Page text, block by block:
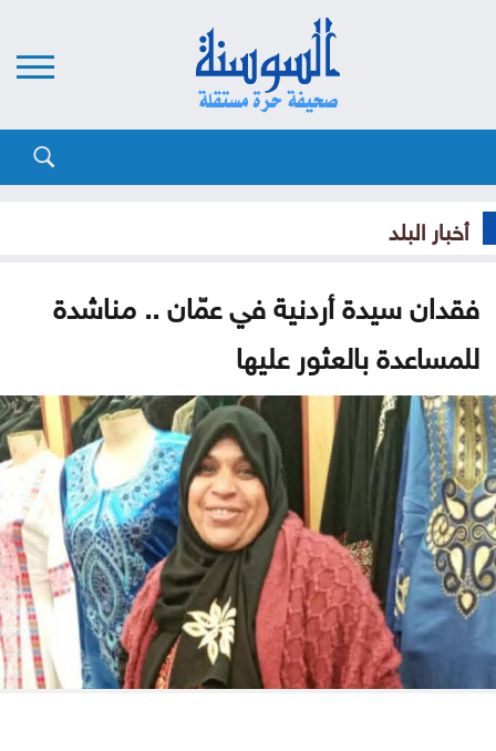
أخبار البلد
فقدان سيدة أردنية في عمّان .. مناشدة
للمساعدة بالعثور عليها